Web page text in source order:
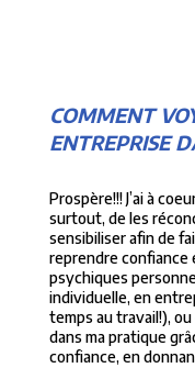
COMMENT
ENTREPRISE
Prospère!!! J’ai à
surtout, de les
sensibiliser afin de
reprendre confiance
psychiques
individuelle, en
temps au travail!),
dans ma pratique
confiance, en